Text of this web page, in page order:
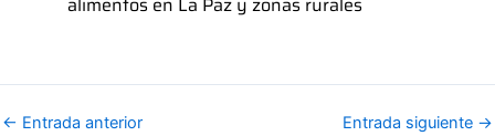
← Entrada anterior Entrada siguiente →